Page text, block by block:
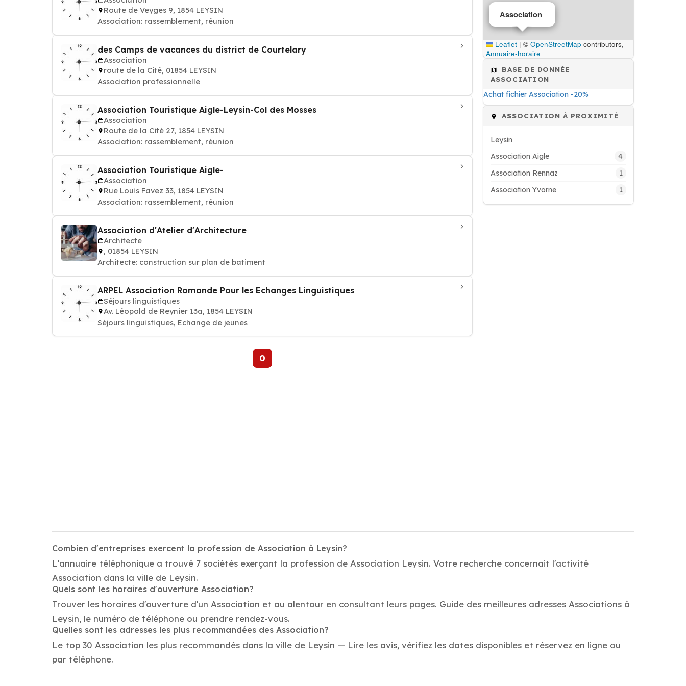
Route de Veyges 9, 1854 LEYSIN
Association: rassemblement, réunion
des Camps de vacances du district de Courtelary
Association
route de la Cité, 01854 LEYSIN
Association professionnelle
Association Touristique Aigle-Leysin-Col des Mosses
Association
Route de la Cité 27, 1854 LEYSIN
Association: rassemblement, réunion
Association Touristique Aigle-
Association
Rue Louis Favez 33, 1854 LEYSIN
Association: rassemblement, réunion
Association d'Atelier d'Architecture
Architecte
, 01854 LEYSIN
Architecte: construction sur plan de batiment
ARPEL Association Romande Pour les Echanges Linguistiques
Séjours linguistiques
Av. Léopold de Reynier 13a, 1854 LEYSIN
Séjours linguistiques, Echange de jeunes
0
Association
Leaflet | © OpenStreetMap contributors,
Annuaire-horaire
BASE DE DONNÉE
ASSOCIATION
Achat fichier Association -20%
ASSOCIATION À PROXIMITÉ
Leysin
Association Aigle
4
Association Rennaz 1
Association Yvorne 1
Combien d'entreprises exercent la profession de Association à Leysin?
L'annuaire téléphonique a trouvé 7 sociétés exerçant la profession de Association Leysin. Votre recherche concernait l'activité
Association dans la ville de Leysin.
Quels sont les horaires d'ouverture Association?
Trouver les horaires d'ouverture d'un Association et au alentour en consultant leurs pages. Guide des meilleures adresses Associations à
Leysin, le numéro de téléphone ou prendre rendez-vous.
Quelles sont les adresses les plus recommandées des Association?
Le top 30 Association les plus recommandés dans la ville de Leysin — Lire les avis, vérifiez les dates disponibles et réservez en ligne ou
par téléphone.